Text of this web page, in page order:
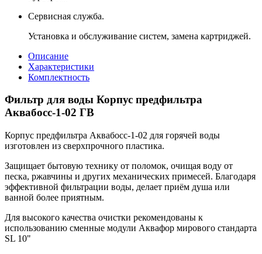
Сервисная служба.
Установка и обслуживание систем, замена картриджей.
Описание
Характеристики
Комплектность
Фильтр для воды Корпус предфильтра
Аквабосс-1-02 ГВ
Корпус предфильтра Аквабосс-1-02 для горячей воды
изготовлен из сверхпрочного пластика.
Защищает бытовую технику от поломок, очищая воду от
песка, ржавчины и других механических примесей. Благодаря
эффективной фильтрации воды, делает приём душа или
ванной более приятным.
Для высокого качества очистки рекомендованы к
использованию сменные модули Аквафор мирового стандарта
SL 10"